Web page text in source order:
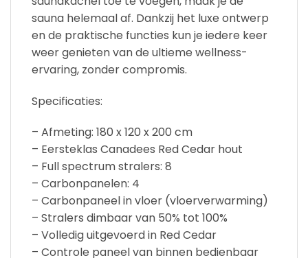
sauna helemaal af. Dankzij het luxe ontwerp
en de praktische functies kun je iedere keer
weer genieten van de ultieme wellness-
ervaring, zonder compromis.
Specificaties:
– Afmeting: 180 x 120 x 200 cm
– Eersteklas Canadees Red Cedar hout
– Full spectrum stralers: 8
– Carbonpanelen: 4
– Carbonpaneel in vloer (vloerverwarming)
– Stralers dimbaar van 50% tot 100%
– Volledig uitgevoerd in Red Cedar
– Controle paneel van binnen bedienbaar